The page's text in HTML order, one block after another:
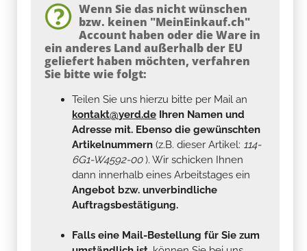
Wenn Sie das nicht wünschen
bzw. keinen "MeinEinkauf.ch"
Account haben oder die Ware in
ein anderes Land außerhalb der EU
geliefert haben möchten, verfahren
Sie bitte wie folgt:
Teilen Sie uns hierzu bitte per Mail an
kontakt@yerd.de Ihren Namen und
Adresse mit. Ebenso die gewünschten
Artikelnummern (z.B. dieser Artikel: 114-
6G1-W4592-00). Wir schicken Ihnen
dann innerhalb eines Arbeitstages ein
Angebot bzw. unverbindliche
Auftragsbestätigung.
Falls eine Mail-Bestellung für Sie zum